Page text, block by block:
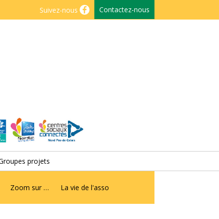
Suivez-nous Contactez-nous
projets
Zoom sur … La vie de l'asso